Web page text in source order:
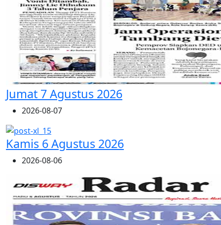
Jumat 7 Agustus 2026
2026-08-07
Kamis 6 Agustus 2026
2026-08-06